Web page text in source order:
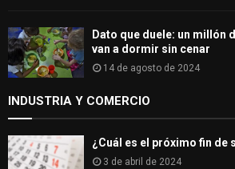
Dato que duele: un millón
van a dormir sin cenar
14 de agosto de 2024
INDUSTRIA Y COMERCIO
¿Cuál es el próximo fin de
3 de abril de 2024